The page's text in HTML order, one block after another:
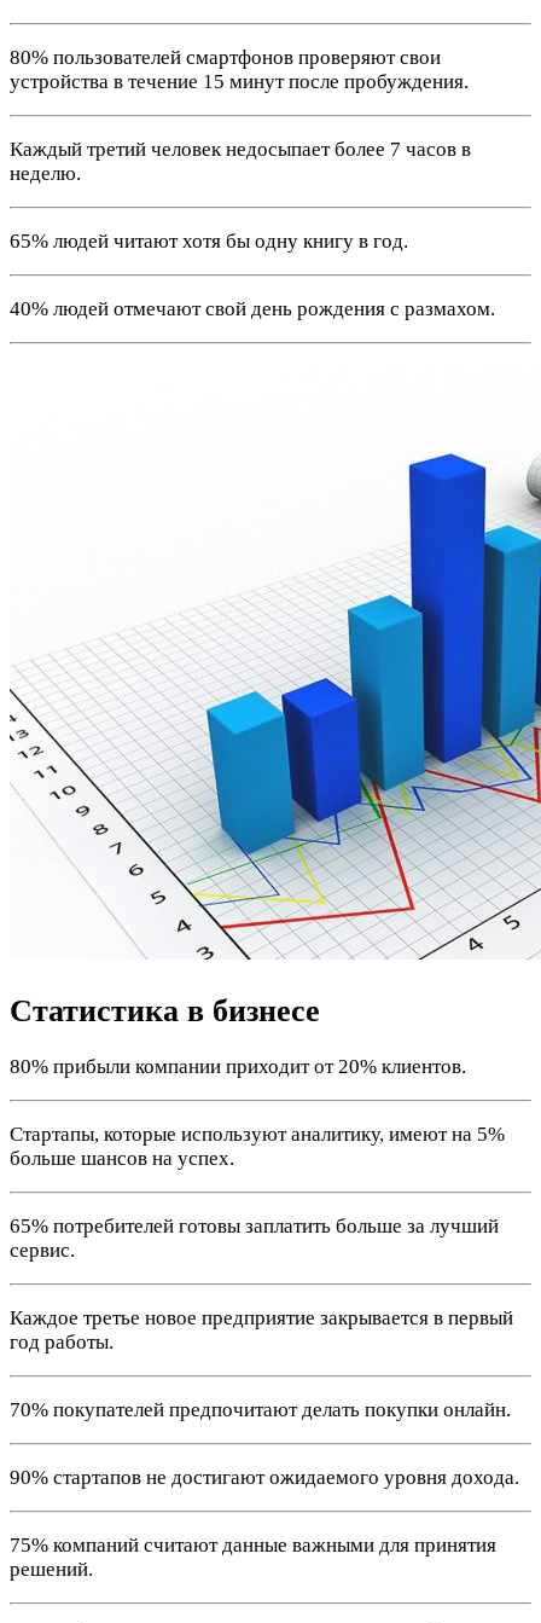
80% пользователей смартфонов проверяют свои
устройства в течение 15 минут после пробуждения.
Каждый третий человек недосыпает более 7 часов в
неделю.
65% людей читают хотя бы одну книгу в год.
40% людей отмечают свой день рождения с размахом.
Статистика в бизнесе
80% прибыли компании приходит от 20% клиентов.
Стартапы, которые используют аналитику, имеют на 5%
больше шансов на успех.
65% потребителей готовы заплатить больше за лучший
сервис.
Каждое третье новое предприятие закрывается в первый
год работы.
70% покупателей предпочитают делать покупки онлайн.
90% стартапов не достигают ожидаемого уровня дохода.
75% компаний считают данные важными для принятия
решений.